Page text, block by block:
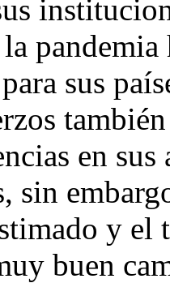
la
sus
en
sin
y el
buen